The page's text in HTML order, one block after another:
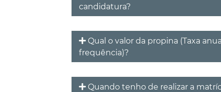
candidatura?
Qual o valor da propina (Taxa
frequência)?
Quando tenho de realizar a